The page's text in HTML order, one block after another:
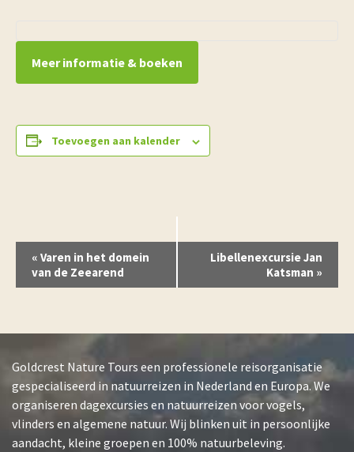
Meer informatie & boeken
Toevoegen aan kalender
e
m
n
t
N
a
v
« Varen in het domein
van de Zeearend
Libellenexcursie Jan
Katsman »
Goldcrest Nature Tours een professionele reisorganisatie
gespecialiseerd in natuurreizen in Nederland en Europa. We
organiseren dagexcursies en natuurreizen voor vogels,
vlinders en algemene natuur. Wij blinken uit in persoonlijke
aandacht, kleine groepen en 100% natuurbeleving.